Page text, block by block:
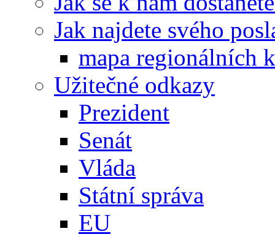
Jak najdete svého
mapa regionálních
Užitečné odkazy
Prezident
Senát
Vláda
Státní správa
EU